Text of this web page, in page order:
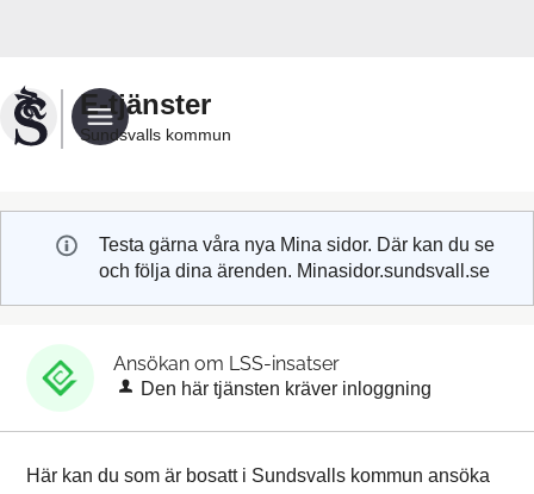
Sundsvalls
kommuns
e-
E-tjänster
Sundsvalls kommun
Testa gärna våra nya Mina sidor. Där kan du se
och följa dina ärenden. Minasidor.sundsvall.se
Ansökan om LSS-insatser
Den här tjänsten kräver inloggning
Här kan du som är bosatt i Sundsvalls kommun ansöka